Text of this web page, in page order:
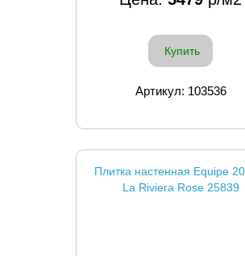
Купить
Артикул: 103536
Плитка настенная Equipe
La Riviera Rose 25839